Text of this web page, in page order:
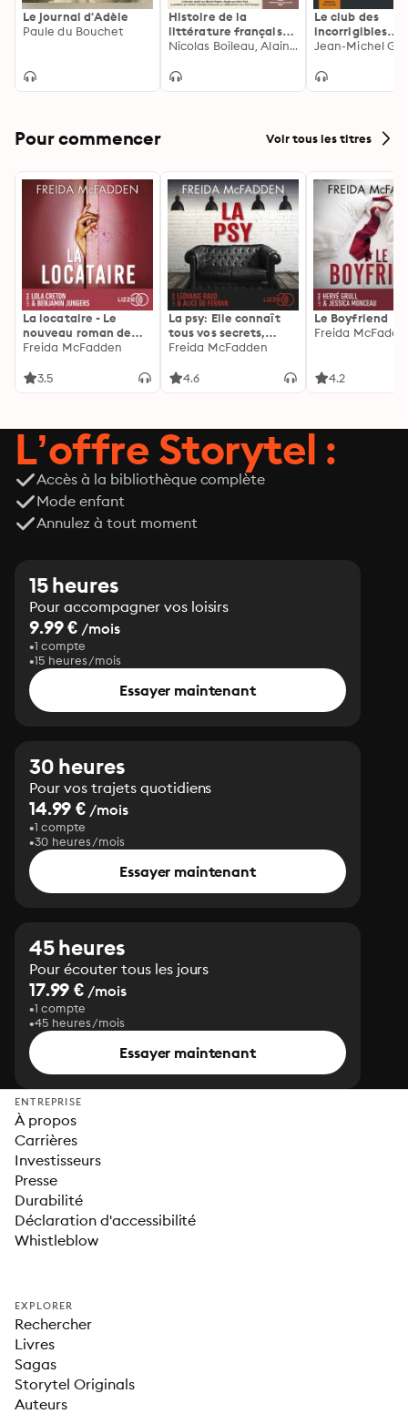
Le journal d'Adèle
Paule du Bouchet
Histoire de la
littérature française
(Volume 3) - L'âge
Universitaires de
Nicolas Boileau, Alain Viala
Le club des
incorrigibles
optimistes
Pour commencer Voir tous les titres
La locataire - Le
nouveau roman de
l'autrice de La femme
Freida McFadden
3.5
La psy: Elle connaît
tous vos secrets,
découvrez les siens ...
Freida McFadden
4.6
Le Boyfriend
Freida
4.2
L’offre Storytel :
Accès à la bibliothèque complète
Mode enfant
Annulez à tout moment
15 heures
Pour accompagner vos loisirs
9.99 € /mois
1 compte
15 heures/mois
Essayer maintenant
30 heures
Pour vos trajets quotidiens
14.99 € /mois
1 compte
30 heures/mois
Essayer maintenant
45 heures
Pour écouter tous les jours
17.99 € /mois
1 compte
45 heures/mois
Essayer maintenant
ENTREPRISE
À propos
Carrières
Investisseurs
Presse
Durabilité
Déclaration d'accessibilité
Whistleblow
EXPLORER
Rechercher
Livres
Sagas
Storytel Originals
Auteurs